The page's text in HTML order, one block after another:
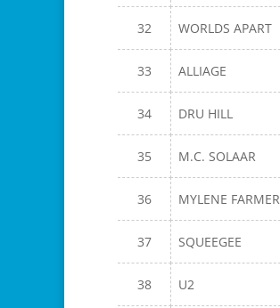
32 WORLDS APART
33 ALLIAGE
34 DRU HILL
35 M.C. SOLAAR
36 MYLENE FARMER
37 SQUEEGEE
38 U2